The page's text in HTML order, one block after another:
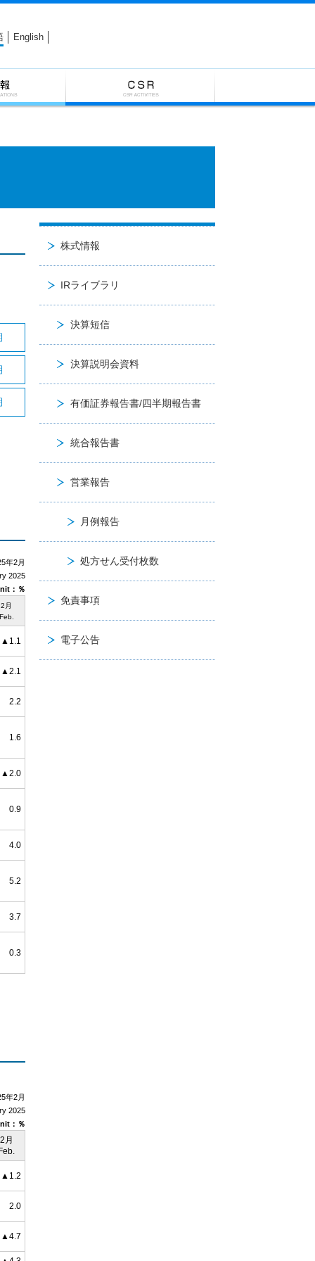
English
株式情報
IRライブラリ
決算短信
決算説明会資料
有価証券報告書/四半期報告書
統合報告書
営業報告
月例報告
処方せん受付枚数
免責事項
電子公告
年2月
2025
：％
2月
Feb.
▲1.1
▲2.1
2.2
1.6
▲2.0
0.9
4.0
5.2
3.7
0.3
年2月
2025
：％
2月
Feb.
▲1.2
2.0
▲4.7